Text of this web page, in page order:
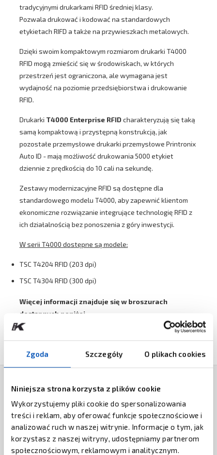
Zgoda Szczegóły O plikach cookies
Niniejsza strona korzysta z plików cookie
Wykorzystujemy pliki cookie do spersonalizowania
treści i reklam, aby oferować funkcje społecznościowe i
analizować ruch w naszej witrynie. Informacje o tym, jak
korzystasz z naszej witryny, udostępniamy partnerom
społecznościowym, reklamowym i analitycznym.
tradycyjnymi drukarkami RFID średniej klasy.
Pozwala drukować i kodować na standardowych
etykietach RIFD a także na przywieszkach metalowych.
Dzięki swoim kompaktowym rozmiarom drukarki T4000
RFID mogą zmieścić się w środowiskach, w których
przestrzeń jest ograniczona, ale wymagana jest
wydajność na poziomie przedsiębiorstwa i drukowanie
RFID.
Drukarki T4000 Enterprise RFID charakteryzują się taką
samą kompaktową i przystępną konstrukcją, jak
pozostałe przemysłowe drukarki przemysłowe Printronix
Auto ID - mają możliwość drukowania 5000 etykiet
dziennie z prędkością do 10 cali na sekundę.
Zestawy modernizacyjne RFID są dostępne dla
standardowego modelu T4000, aby zapewnić klientom
ekonomiczne rozwiązanie integrujące technologię RFID z
ich działalnością bez ponoszenia z góry inwestycji.
W serii T4000 dostępne są modele:
TSC T4204 RFID (203 dpi)
TSC T4304 RFID (300 dpi)
Więcej informacji znajduje się w broszurach
dostępnych poniżej.
PRODUKTY POWIĄZANE
GODEX
Drukarka GoDEX RT200i / RT230i
ZAPYTAJ O CENĘ